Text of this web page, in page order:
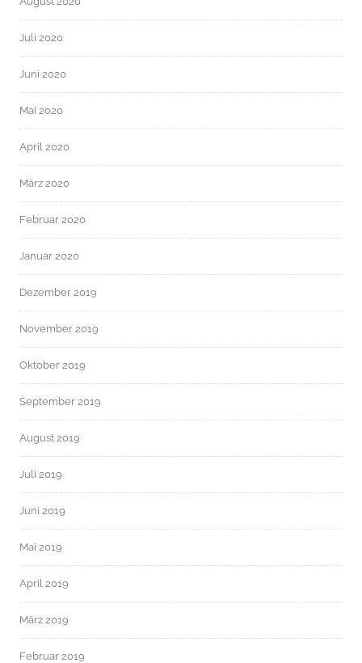
Juli 2020
Juni 2020
Mai 2020
April 2020
März 2020
Februar 2020
Januar 2020
Dezember 2019
November 2019
Oktober 2019
September 2019
August 2019
Juli 2019
Juni 2019
Mai 2019
April 2019
März 2019
Februar 2019